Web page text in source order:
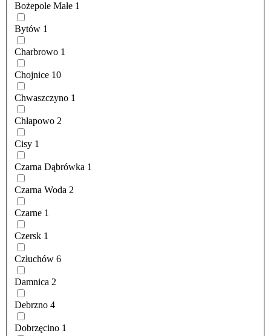
Bożepole Małe 1
Bytów 1
Charbrowo 1
Chojnice 10
Chwaszczyno 1
Chłapowo 2
Cisy 1
Czarna Dąbrówka 1
Czarna Woda 2
Czarne 1
Czersk 1
Człuchów 6
Damnica 2
Debrzno 4
Dobrzęcino 1